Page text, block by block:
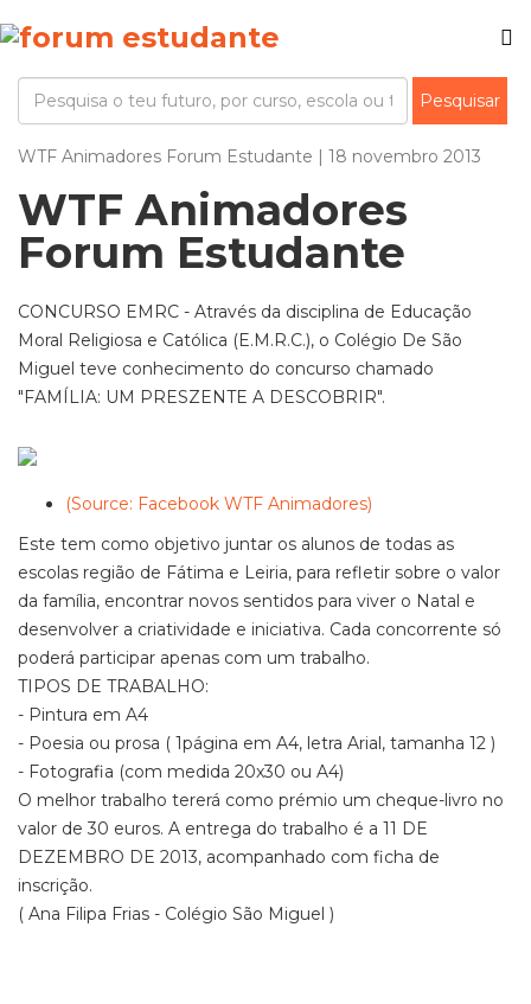
WTF Animadores Forum Estudante | 18 novembro 2013
WTF Animadores
Forum Estudante
CONCURSO EMRC - Através da disciplina de Educação
Moral Religiosa e Católica (E.M.R.C.), o Colégio De São
Miguel teve conhecimento do concurso chamado
"FAMÍLIA: UM PRESZENTE A DESCOBRIR".
(Source: Facebook WTF Animadores)
Este tem como objetivo juntar os alunos de todas as
escolas região de Fátima e Leiria, para refletir sobre o valor
da família, encontrar novos sentidos para viver o Natal e
desenvolver a criatividade e iniciativa. Cada concorrente só
poderá participar apenas com um trabalho.
TIPOS DE TRABALHO:
- Pintura em A4
- Poesia ou prosa ( 1página em A4, letra Arial, tamanha 12 )
- Fotografia (com medida 20x30 ou A4)
O melhor trabalho tererá como prémio um cheque-livro no
valor de 30 euros. A entrega do trabalho é a 11 DE
DEZEMBRO DE 2013, acompanhado com ficha de
inscrição.
( Ana Filipa Frias - Colégio São Miguel )